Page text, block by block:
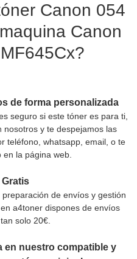
Canon 054
Canon
de forma personalizada
seguro si este tóner es para ti,
nosotros y te despejamos las
teléfono, whatsapp, email, o te
en la página web.
Gratis
de envíos y gestión
a4toner dispones de envíos
solo 20€.
en nuestro compatible y